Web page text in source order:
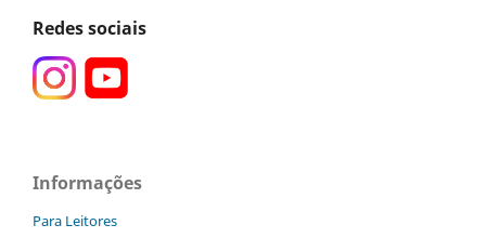
Redes sociais
Informações
Para Leitores